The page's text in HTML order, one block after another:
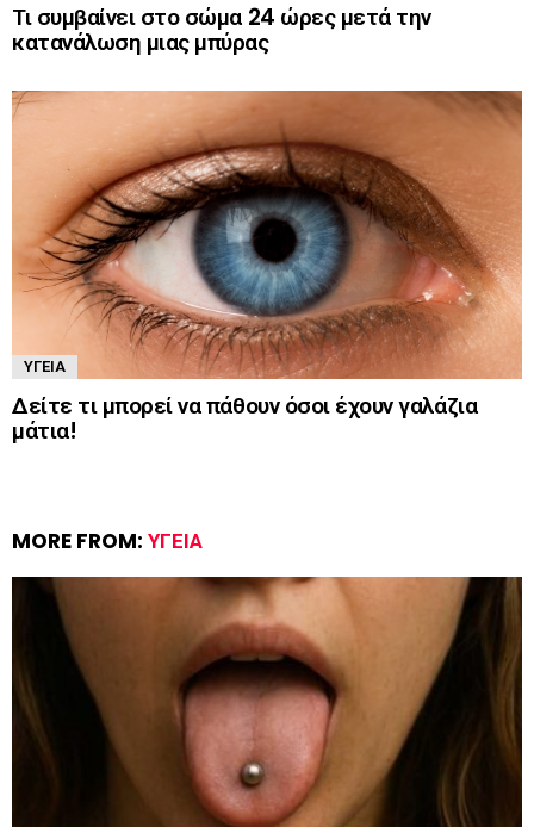
Τι συμβαίνει στο σώμα 24 ώρες μετά την
κατανάλωση μιας μπύρας
ΥΓΕΊΑ
Δείτε τι μπορεί να πάθουν όσοι έχουν γαλάζια
μάτια!
MORE FROM: ΥΓΕΊΑ